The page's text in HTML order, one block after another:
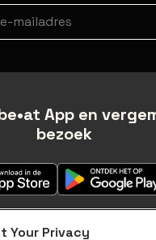
App en
bezoek
Your Privacy